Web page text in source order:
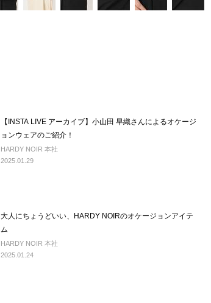
【INSTA LIVE アーカイブ】小山田 早織さんによるオケージ
ョンウェアのご紹介！
HARDY NOIR 本社
2025.01.29
大人にちょうどいい、HARDY NOIRのオケージョンアイテ
ム
HARDY NOIR 本社
2025.01.24